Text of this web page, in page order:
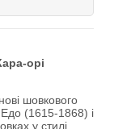
орі
шовкового
Едо (1615-1868) і
у стилі